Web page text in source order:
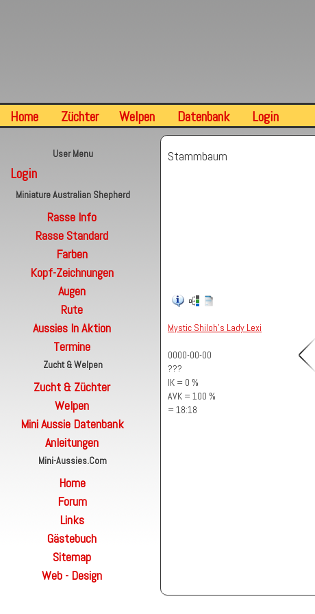
Home Züchter Welpen Datenbank Login
User Menu
Login
Miniature Australian Shepherd
Rasse Info
Rasse Standard
Farben
Kopf-Zeichnungen
Augen
Rute
Aussies In Aktion
Termine
Zucht & Welpen
Zucht & Züchter
Welpen
Mini Aussie Datenbank
Anleitungen
Mini-Aussies.com
Home
Forum
Links
Gästebuch
Sitemap
Web - Design
Stammbaum
Mystic Shiloh's Lady Lexi
0000-00-00
???
IK = 0 %
AVK = 100 %
= 18:18